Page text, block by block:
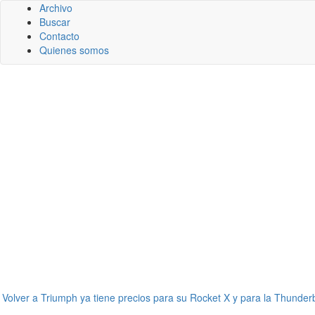
Archivo
Buscar
Contacto
Quienes somos
Volver a Triumph ya tiene precios para su Rocket X y para la